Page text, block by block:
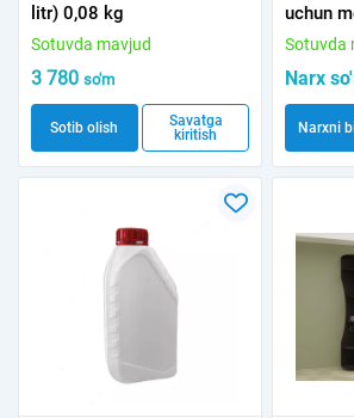
litr) 0,08 kg
Sotuvda mavjud
3 780 so'm
Sotib olish
Savatga
kiritish
uchun
Sotuvda
Narx
Narxni